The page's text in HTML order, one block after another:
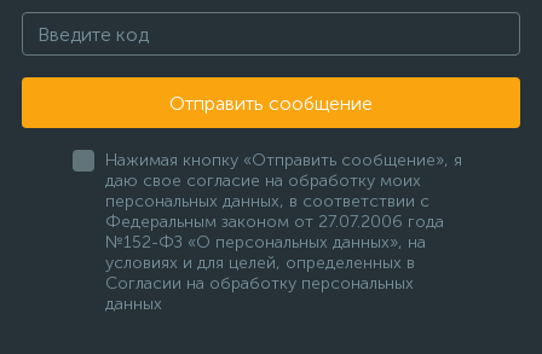
Отправить сообщение
Нажимая кнопку «Отправить сообщение», я
даю свое согласие на обработку моих
персональных данных, в соответствии с
Федеральным законом от 27.07.2006 года
№152-ФЗ «О персональных данных», на
условиях и для целей, определенных в
Согласии на обработку персональных
данных